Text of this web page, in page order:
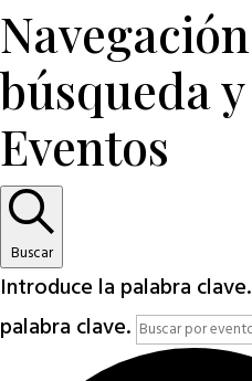
búsqueda
Eventos
Buscar
Introduce la palabra
palabra clave.